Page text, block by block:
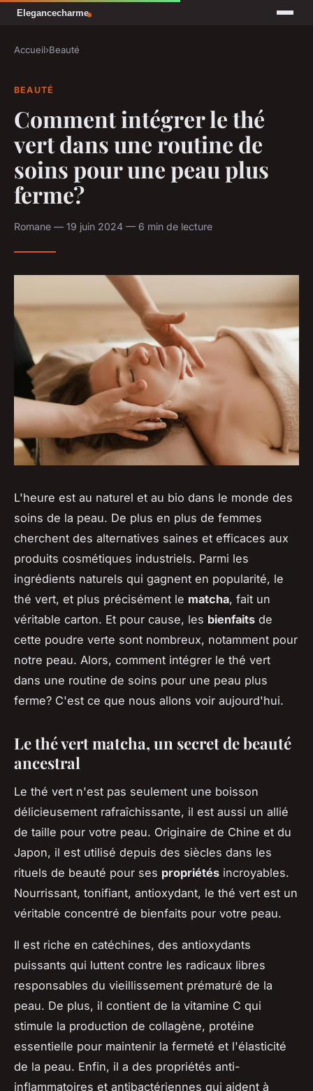
Accueil›Beauté
BEAUTÉ
Comment intégrer le thé
vert dans une routine de
soins pour une peau plus
ferme?
Romane — 19 juin 2024 — 6 min de lecture
L'heure est au naturel et au bio dans le monde des
soins de la peau. De plus en plus de femmes
cherchent des alternatives saines et efficaces aux
produits cosmétiques industriels. Parmi les
ingrédients naturels qui gagnent en popularité, le
thé vert, et plus précisément le matcha, fait un
véritable carton. Et pour cause, les bienfaits de
cette poudre verte sont nombreux, notamment pour
notre peau. Alors, comment intégrer le thé vert
dans une routine de soins pour une peau plus
ferme? C'est ce que nous allons voir aujourd'hui.
Le thé vert matcha, un secret de beauté
ancestral
Le thé vert n'est pas seulement une boisson
délicieusement rafraîchissante, il est aussi un allié
de taille pour votre peau. Originaire de Chine et du
Japon, il est utilisé depuis des siècles dans les
rituels de beauté pour ses propriétés incroyables.
Nourrissant, tonifiant, antioxydant, le thé vert est un
véritable concentré de bienfaits pour votre peau.
Il est riche en catéchines, des antioxydants
puissants qui luttent contre les radicaux libres
responsables du vieillissement prématuré de la
peau. De plus, il contient de la vitamine C qui
stimule la production de collagène, protéine
essentielle pour maintenir la fermeté et l'élasticité
de la peau. Enfin, il a des propriétés anti-
inflammatoires et antibactériennes qui aident à